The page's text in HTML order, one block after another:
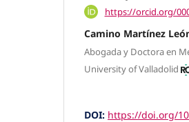
https://orcid.org/
Camino Martínez
Abogada y Doctora en
University of Valladolid
DOI: https://doi.org/